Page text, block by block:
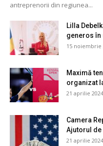
antreprenorii din regiunea...
Lilla
generos
15 noiembrie
Maximă
organizat
21 aprilie 2024
Camera
Ajutorul de
21 aprilie 2024